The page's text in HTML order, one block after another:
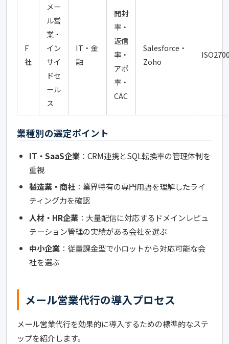
F
社
メー
ル営
業・
イン
サイ
ドセ
ール
ス
IT・金
融
開封
率・
返信
率・
アポ
率・
CAC
Salesforce・
Zoho
業種別の選定ポイント
IT・SaaS企業 ：CRM連携とSQL転換率の管理体制を
重視
製造業・商社 ：業界特有の専門用語を理解したライ
ティング力を確認
人材・HR企業 ：大量配信に対応するドメインレピュ
テーション管理の実績がある会社を選ぶ
中小企業 ：従量課金型で小ロットから対応可能な会
社を選ぶ
メール営業代行の導入プロセス
メール営業代行を効果的に導入するための標準的なステ
ップを紹介します。